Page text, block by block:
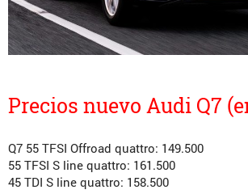
Precios nuevo Audi Q7
Q7 55 TFSI Offroad quattro: 149.500
55 TFSI S line quattro: 161.500
45 TDI S line quattro: 158.500